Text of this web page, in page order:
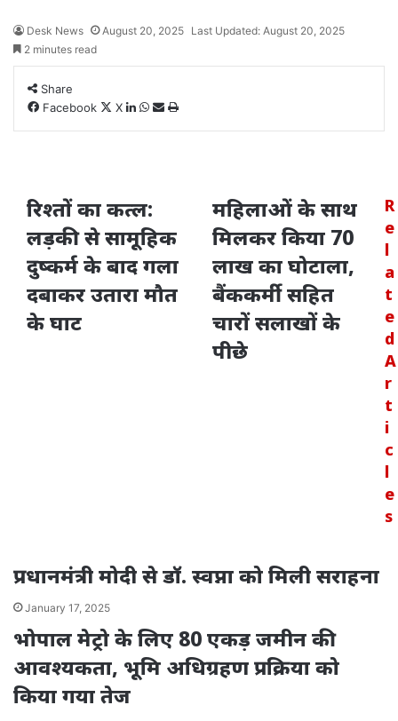
Desk News August 20, 2025 Last Updated: August 20, 2025
2 minutes read
Share
Facebook
X LinkedIn
WhatsApp
Share
Print
रिश्तों का कत्ल:
लड़की से सामूहिक
दुष्कर्म के बाद गला
दबाकर उतारा मौत
के घाट
महिलाओं के साथ
मिलकर किया 70
लाख का घोटाला,
बैंककर्मी सहित
चारों सलाखों के
पीछे
R
e
l
a
t
e
d
A
r
t
i
c
l
e
s
प्रधानमंत्री मोदी से डॉ. स्वप्ना को मिली सराहना
January 17, 2025
भोपाल मेट्रो के लिए 80 एकड़ जमीन की
आवश्यकता, भूमि अधिग्रहण प्रक्रिया को
किया गया तेज